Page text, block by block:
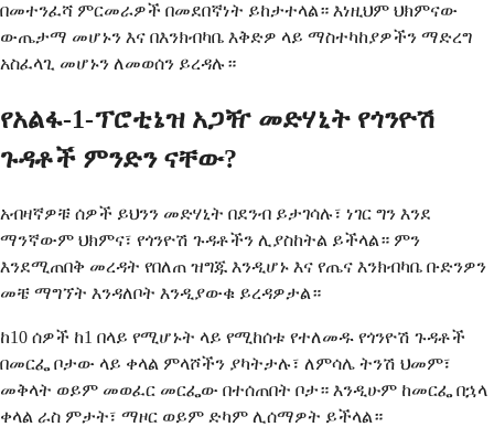
በመተንፈሻ ምርመራዎች በመደበኛነት ይከታተላል። እነዚህም ህክምናው
ውጤታማ መሆኑን እና በእንክብካቤ እቅድዎ ላይ ማስተካከያዎችን ማድረግ
አስፈላጊ መሆኑን ለመወሰን ይረዳሉ።
የአልፋ-1-ፕሮቲኔዝ አጋዥ መድሃኒት የጎንዮሽ
ጉዳቶች ምንድን ናቸው?
አብዛኛዎቹ ሰዎች ይህንን መድሃኒት በደንብ ይታገሳሉ፣ ነገር ግን እንደ
ማንኛውም ህክምና፣ የጎንዮሽ ጉዳቶችን ሊያስከትል ይችላል። ምን
እንደሚጠበቅ መረዳት የበለጠ ዝግጁ እንዲሆኑ እና የጤና እንክብካቤ ቡድንዎን
መቼ ማግኘት እንዳለቦት እንዲያውቁ ይረዳዎታል።
ከ10 ሰዎች ከ1 በላይ የሚሆኑት ላይ የሚከሰቱ የተለመዱ የጎንዮሽ ጉዳቶች
በመርፌ ቦታው ላይ ቀላል ምላሾችን ያካትታሉ፣ ለምሳሌ ትንሽ ህመም፣
መቅላት ወይም መወፈር መርፌው በተሰጠበት ቦታ። እንዲሁም ከመርፌ በኋላ
ቀላል ራስ ምታት፣ ማዞር ወይም ድካም ሊሰማዎት ይችላል።